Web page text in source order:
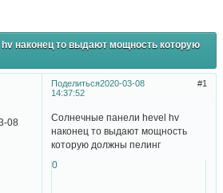
наконец то выдают мощность которую
Поделиться 1
2020-03-08
14:37:52
08
Солнечные панели hevel hv
наконец то выдают мощность
которую должны пелинг
0